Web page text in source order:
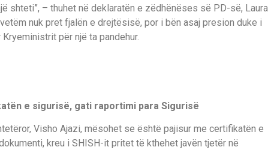
shteti”, – thuhet në deklaratën e zëdhënëses së PD-së, Laura
nuk pret fjalën e drejtësisë, por i bën asaj presion duke i
për një ta pandehur.
e sigurisë, gati raportimi para Sigurisë
Visho Ajazi, mësohet se është pajisur me certifikatën e
kreu i SHISH-it pritet të kthehet javën tjetër në